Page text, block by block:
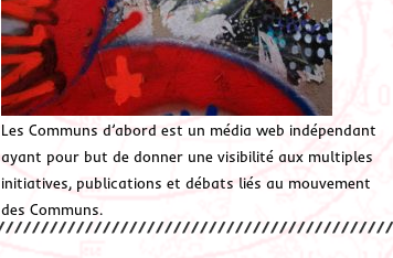
Les Communs d’abord est un média web indépendant
ayant pour but de donner une visibilité aux multiples
initiatives, publications et débats liés au mouvement
des Communs.